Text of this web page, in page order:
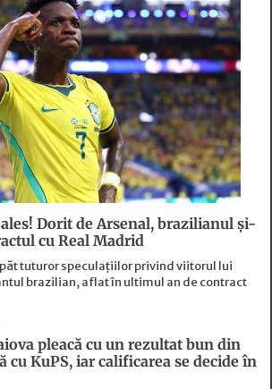
Dorit de Arsenal, brazilianul și-
cu Real Madrid
tuturor speculațiilor privind viitorul lui
brazilian, aflat în ultimul an de contract
pleacă cu un rezultat bun din
cu KuPS, iar calificarea se decide în